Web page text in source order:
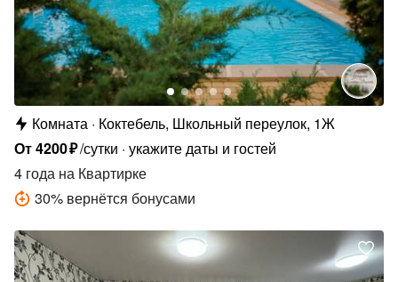
Комната Коктебель, Школьный переулок, 1Ж
От4200₽/сутки укажите даты и гостей
4 года на Квартирке
30% вернётся бонусами